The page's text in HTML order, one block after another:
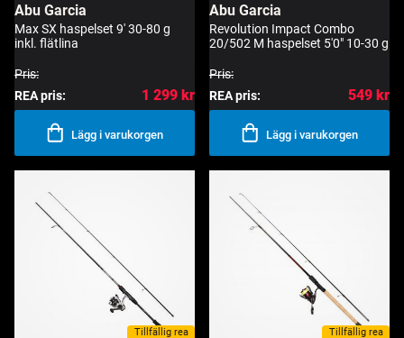
Abu Garcia
Max SX haspelset 9' 30-80 g
inkl. flätlina
Pris:
REA pris:
1 299 kr
Lägg i varukorgen
Abu Garcia
Revolution Impact Combo
20/502 M haspelset 5'0" 10-30 g
Pris:
REA pris:
549 kr
Lägg i varukorgen
Tillfällig rea
Tillfällig rea